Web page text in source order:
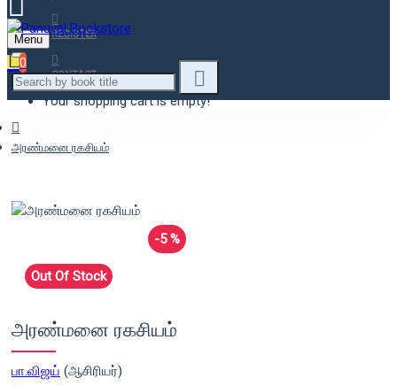
REGISTER
CONTACT
Menu
0
Your shopping cart is empty!
அரண்மனை ரகசியம்
-5 %
Out Of Stock
அரண்மனை ரகசியம்
பா.விஜய் (ஆசிரியர்)